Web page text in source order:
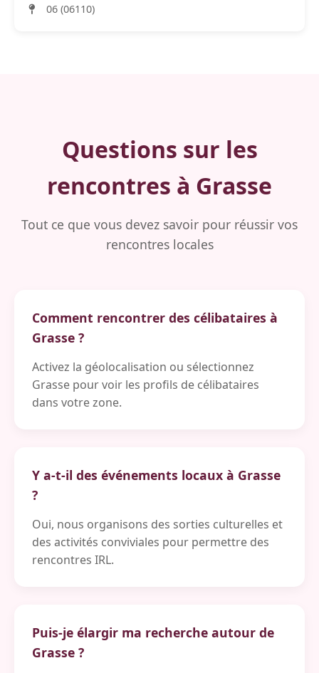
06 (06110)
Questions sur les
rencontres à Grasse
Tout ce que vous devez savoir pour réussir vos
rencontres locales
Comment rencontrer des célibataires à
Grasse ?
Activez la géolocalisation ou sélectionnez
Grasse pour voir les profils de célibataires
dans votre zone.
Y a-t-il des événements locaux à Grasse
?
Oui, nous organisons des sorties culturelles et
des activités conviviales pour permettre des
rencontres IRL.
Puis-je élargir ma recherche autour de
Grasse ?